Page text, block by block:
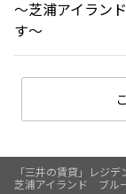
「三井の賃貸」レジ
芝浦アイランド ブル
〜芝浦アイラン
す〜